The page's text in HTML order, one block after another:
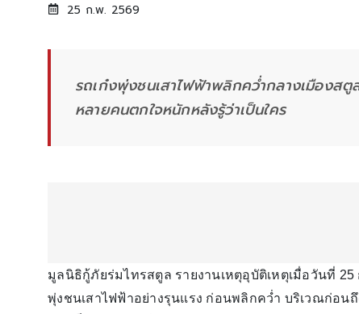
25 ก.พ. 2569
รถเก๋งพุ่งชนเสาไฟฟ้าพลิกคว่ำกลางเมืองส
หลายคนตกใจหนักหลังรู้ว่าเป็นใคร
มูลนิธิกู้ภัยร่มไทรสตูล รายงานเหตุอุบัติเหตุเมื่อวันที่ 25
พุ่งชนเสาไฟฟ้าอย่างรุนแรง ก่อนพลิกคว่ำ บริเวณก่อน